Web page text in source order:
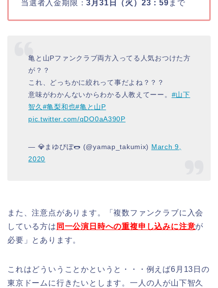
当選者入金期限：3月31日（火）23：59 まで
亀と山Pファンクラブ両方入ってる人気おつけた方
が？？
これ、どっちかに絞れって事だよね？？？
意味がわかんないからわかる人教えてーー。 #山下
智久 #亀梨和也#亀と山P
pic.twitter.com/qDO0aA390P
— 💎まゆぴぽ🌭 (@yamap_takumix) March 9,
2020
また、注意点があります。「複数ファンクラブに入会
している方は 同一公演日時への重複申し込みに注意が
必要」とあります。
これはどういうことかというと・・・例えば6月13日の
東京ドームに行きたいとします。一人の人が山下智久